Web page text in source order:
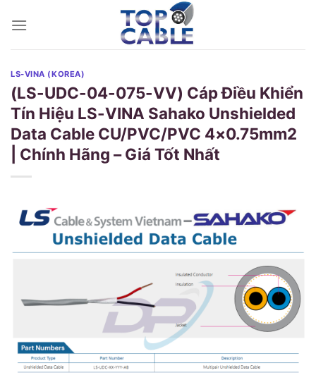
LS-VINA (KOREA)
(LS-UDC-04-075-VV) Cáp Điều Khiển
Tín Hiệu LS-VINA Sahako Unshielded
Data Cable CU/PVC/PVC 4×0.75mm2
| Chính Hãng – Giá Tốt Nhất